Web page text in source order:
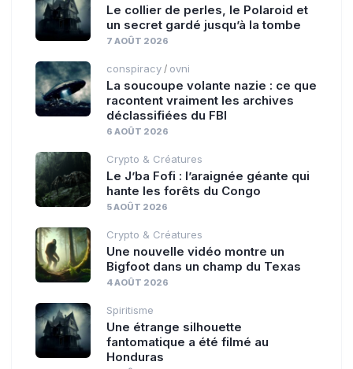
Le collier de perles, le Polaroid et
un secret gardé jusqu’à la tombe
7 AOÛT 2026
conspiracy / ovni
La soucoupe volante nazie : ce que
racontent vraiment les archives
déclassifiées du FBI
6 AOÛT 2026
Crypto & Créatures
Le J’ba Fofi : l’araignée géante qui
hante les forêts du Congo
5 AOÛT 2026
Crypto & Créatures
Une nouvelle vidéo montre un
Bigfoot dans un champ du Texas
4 AOÛT 2026
Spiritisme
Une étrange silhouette
fantomatique a été filmé au
Honduras